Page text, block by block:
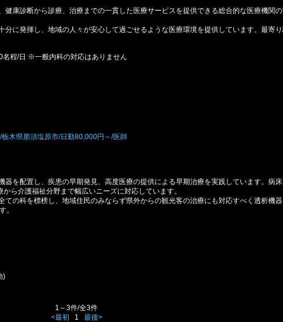
健康診断から診療、治療までの一貫した医療サービスを提供できる総合的な医療機関
分に発揮し、地域の人々が安心して過ごせるような医療環境を提供しています。最寄
程/日 ※一般内科の対応はありません
木県那須塩原市/日勤80,000円～/医師
器を配置し、疾患の早期発見、高度医療の提供による早期治療を実践しています。病
ら介護福祉分野まで幅広いニーズに対応しています。
ての科を標榜し、地域住民のみならず県外からの観光客の治療にも対応すべく透析機
。
)
1～3件/全3件
<最初
1
最後>